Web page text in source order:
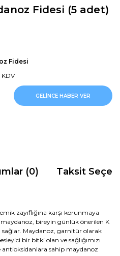
Fidesi (5 adet)
Fidesi
KDV
GELİNCE HABER VER
(0) Taksit
zayıflığına karşı korunmaya
maydanoz, bireyin günlük önerilen K
sağlar. Maydanoz, garnitür olarak
bir bitki olan ve sağlığımızı
sahip maydanoz